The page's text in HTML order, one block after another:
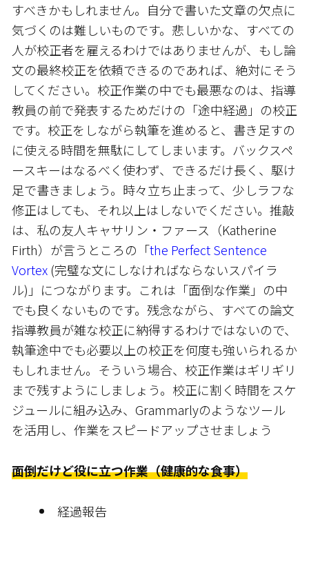
すべきかもしれません。自分で書いた文章の欠点に
気づくのは難しいものです。悲しいかな、すべての
人が校正者を雇えるわけではありませんが、もし論
文の最終校正を依頼できるのであれば、絶対にそう
してください。校正作業の中でも最悪なのは、指導
教員の前で発表するためだけの「途中経過」の校正
です。校正をしながら執筆を進めると、書き足すの
に使える時間を無駄にしてしまいます。バックスペ
ースキーはなるべく使わず、できるだけ長く、駆け
足で書きましょう。時々立ち止まって、少しラフな
修正はしても、それ以上はしないでください。推敲
は、私の友人キャサリン・ファース（Katherine
Firth）が言うところの「the Perfect Sentence
Vortex(完璧な文にしなければならないスパイラ
ル)」につながります。これは「面倒な作業」の中
でも良くないものです。残念ながら、すべての論文
指導教員が雑な校正に納得するわけではないので、
執筆途中でも必要以上の校正を何度も強いられるか
もしれません。そういう場合、校正作業はギリギリ
まで残すようにしましょう。校正に割く時間をスケ
ジュールに組み込み、Grammarlyのようなツール
を活用し、作業をスピードアップさせましょう
面倒だけど役に立つ作業（健康的な食事）
経過報告